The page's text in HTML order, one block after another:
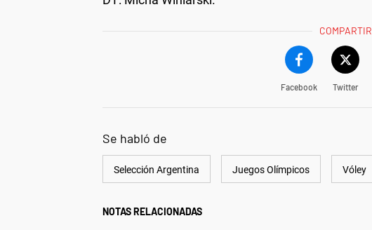
COMPARTIR
Facebook Twitter
Se habló de
Selección Argentina Juegos Olímpicos Vóley
NOTAS RELACIONADAS